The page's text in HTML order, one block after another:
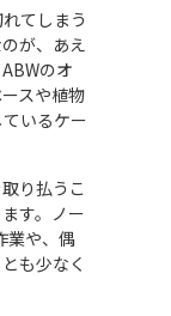
てしまう
が、あえ
のオ
スや植物
いるケー
り払うこ
す。ノー
業や、偶
も少なく